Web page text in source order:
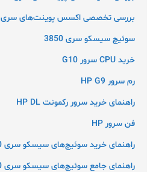
بررسی تخصصی اکسس پوینت‌های سری 3700 سیسکو
سوئیچ سیسکو سری 3850
خرید CPU سرور G10
رم سرور HP G9
راهنمای خرید سرور رکمونت HP DL
فن سرور HP
راهنمای خرید سوئیچ‌های سیسکو سری 9300
راهنمای جامع سوئیچ‌های سیسکو سری 9200